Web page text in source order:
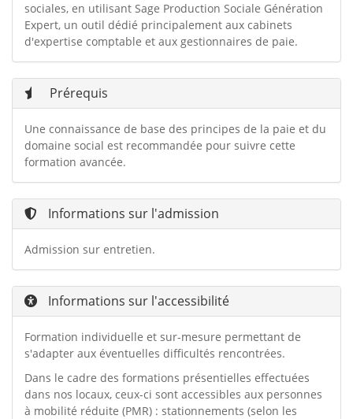
sociales, en utilisant Sage Production Sociale Génération
Expert, un outil dédié principalement aux cabinets
d'expertise comptable et aux gestionnaires de paie.
Prérequis
Une connaissance de base des principes de la paie et du
domaine social est recommandée pour suivre cette
formation avancée.
Informations sur l'admission
Admission sur entretien.
Informations sur l'accessibilité
Formation individuelle et sur-mesure permettant de
s'adapter aux éventuelles difficultés rencontrées.
Dans le cadre des formations présentielles effectuées
dans nos locaux, ceux-ci sont accessibles aux personnes
à mobilité réduite (PMR) : stationnements (selon les